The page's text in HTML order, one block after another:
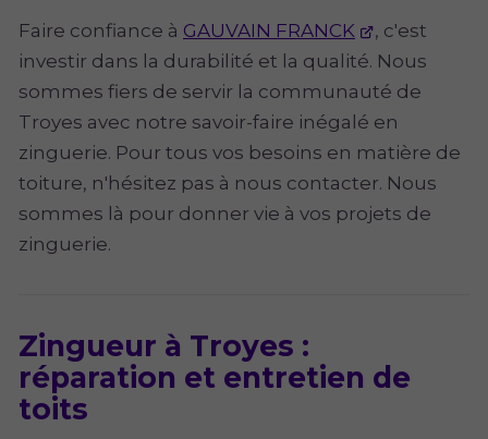
Faire confiance à GAUVAIN FRANCK
, c'est
investir dans la durabilité et la qualité. Nous
sommes fiers de servir la communauté de
Troyes avec notre savoir-faire inégalé en
zinguerie. Pour tous vos besoins en matière de
toiture, n'hésitez pas à nous contacter. Nous
sommes là pour donner vie à vos projets de
zinguerie.
Zingueur à Troyes :
réparation et entretien de
toits